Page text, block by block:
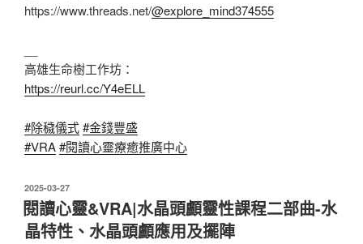
https://www.threads.net/@explore_mind374555
高雄生命樹工作坊：
https://reurl.cc/Y4eELL
#除穢儀式#金錢豐盛
#VRA#閱讀心靈療癒推廣中心
發
佈
於
2025-03-27
閱讀心靈&VRA|水晶頭顱靈性課程二部曲-水
晶特性、水晶頭顱應用及擺陣